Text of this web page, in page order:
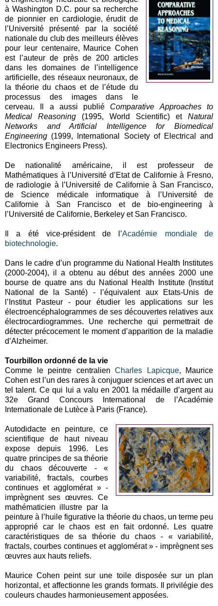
à Washington D.C. pour sa recherche
de pionnier en cardiologie, érudit de
l’Université présenté par la société
nationale du club des meilleurs élèves
pour leur centenaire, Maurice Cohen
est l’auteur de près de 200 articles
dans les domaines de l’intelligence
artificielle, des réseaux neuronaux, de
la théorie du chaos et de l’étude du
processus des images dans le
cerveau. Il a aussi publié Comparative Approaches to
Medical Reasoning (1995, World Scientific) et Natural
Networks and Artificial Intelligence for Biomedical
Engineering (1999, International Society of Electrical and
Electronics Engineers Press).
De nationalité américaine, il est professeur de
Mathématiques à l’Université d’Etat de Californie à Fresno,
de radiologie à l’Université de Californie à San Francisco,
de Science médicale informatique à l’Université de
Californie à San Francisco et de bio-engineering à
l’Université de Californie, Berkeley et San Francisco.
Il a été vice-président de l’Académie mondiale de
biotechnologie.
Dans le cadre d’un programme du National Health Institutes
(2000-2004), il a obtenu au début des années 2000 une
bourse de quatre ans du National Health Institute (Institut
National de la Santé) - l’équivalent aux Etats-Unis de
l’Institut Pasteur - pour étudier les applications sur les
électroencéphalogrammes de ses découvertes relatives aux
électrocardiogrammes. Une recherche qui permettrait de
détecter précocement le moment d’apparition de la maladie
d’Alzheimer.
Tourbillon ordonné de la vie
Comme le peintre centralien Charles Lapicque, Maurice
Cohen est l’un des rares à conjuguer sciences et art avec un
tel talent. Ce qui lui a valu en 2001 la médaille d’argent au
32e Grand Concours International de l’Académie
Internationale de Lutèce à Paris (France).
Autodidacte en peinture, ce
scientifique de haut niveau
expose depuis 1996. Les
quatre principes de sa théorie
du chaos découverte - «
variabilité, fractals, courbes
continues et agglomérat » -
imprègnent ses œuvres. Ce
mathématicien illustre par la
peinture à l’huile figurative la théorie du chaos, un terme peu
approprié car le chaos est en fait ordonné. Les quatre
caractéristiques de sa théorie du chaos - « variabilité,
fractals, courbes continues et agglomérat » - imprègnent ses
œuvres aux hauts reliefs.
Maurice Cohen peint sur une toile disposée sur un plan
horizontal, et affectionne les grands formats. Il privilégie des
couleurs chaudes harmonieusement apposées.